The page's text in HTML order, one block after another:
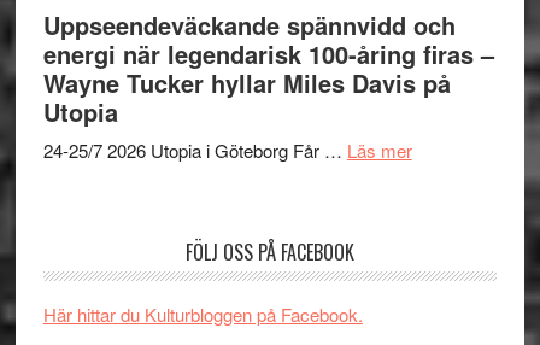
Day
–
kan
någonsin
års-
jubileum
av
Queen
Uppseendeväckande spännvidd och
energi när legendarisk 100-åring firas –
Wayne Tucker hyllar Miles Davis på
Utopia
24-25/7 2026 Utopia i Göteborg Får … Läs merom
FÖLJ OSS PÅ FACEBOOK
Här hittar du Kulturbloggen på Facebook.